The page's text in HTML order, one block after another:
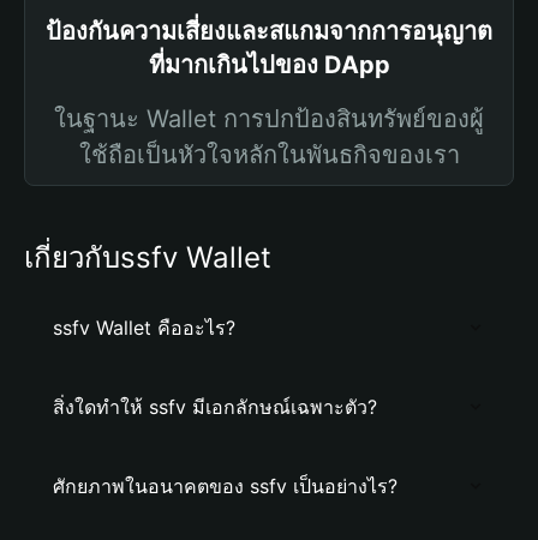
ป้องกันความเสี่ยงและสแกมจากการอนุญาต
ที่มากเกินไปของ DApp
ในฐานะ Wallet การปกป้องสินทรัพย์ของผู้
ใช้ถือเป็นหัวใจหลักในพันธกิจของเรา
เกี่ยวกับssfv Wallet
ssfv Wallet คืออะไร?
สิ่งใดทำให้ ssfv มีเอกลักษณ์เฉพาะตัว?
ศักยภาพในอนาคตของ ssfv เป็นอย่างไร?